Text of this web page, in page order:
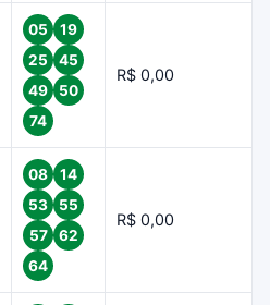
05
19
25
45
49
50
74
R$ 0,00
08
14
53
55
57
62
64
R$ 0,00